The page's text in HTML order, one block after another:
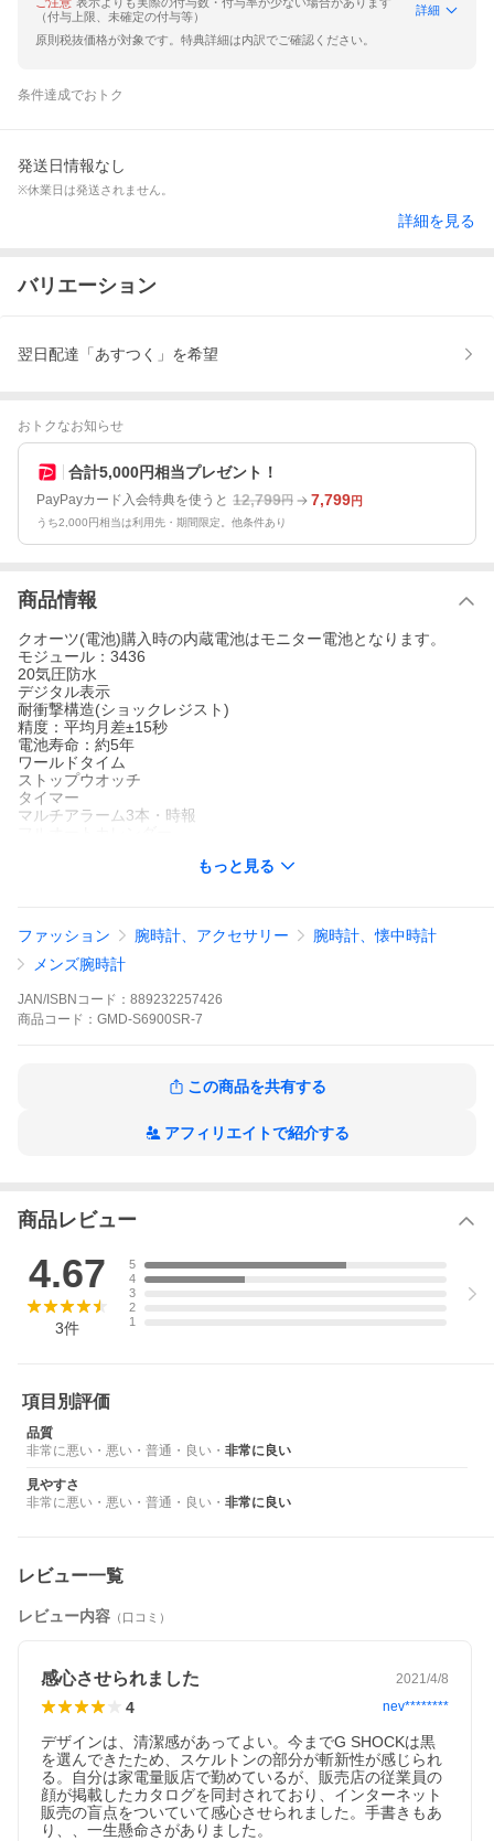
（付与上限、未確定の付与等）
詳細
原則税抜価格が対象です。特典詳細は内訳でご確認ください。
条件達成でおトク
発送日情報なし
※休業日は発送されません。
詳細を見る
バリエーション
翌日配達「あすつく」を希望
おトクなお知らせ
合計5,000円相当プレゼント！
PayPayカード入会特典を使うと 12,799円 7,799円
うち2,000円相当は利用先・期間限定。他条件あり
商品情報
クオーツ(電池)購入時の内蔵電池はモニター電池となります。
モジュール：3436
20気圧防水
デジタル表示
耐衝撃構造(ショックレジスト)
精度：平均月差±15秒
電池寿命：約5年
ワールドタイム
ストップウオッチ
タイマー
マルチアラーム3本・時報
ケース：樹脂
ガラス：無機ガラス
ベルト：樹脂バンド
約49g
サイズ(縦ｘ横ｘ厚さ)：約49.0×46.2×12.5mm
手首周り実寸約14.5〜19.0cm
※こちらの商品の説明書番号は【3436】です。
生じたため訳あり商品となっております。時計本体は新品未使用
※GショックとベビーＧは当店で時間合わせをせず、入荷したまま
※北海道・沖縄は送料無料の対象外地域となります。
【2005】
1983年の発売以来、飽くなき強さを求めて進化を続けるタフネス
ウオッチG-SHOCK。通常よりも一回り小さなサイズが特徴のミッ
デルに、スケルトン素材のバンドとピンクゴールドの文字板でア
クセントをつけ、カジュアルでスポーティかつジェンダーレスな
モデルに仕上げました。
ファッショントレンドを押さえたユースカルチャーにぴったりの
もっと見る
ファッション 腕時計、アクセサリー
腕時計、懐中時計
メンズ腕時計
JAN/ISBNコード： 889232257426
商品 コード： GMD-S6900SR-7
この商品を共有する
アフィリエイトで紹介する
商品レビュー
4.67
3件
5
4
3
2
1
項目別評価
品質
非常に悪い ・ 悪い ・ 普通 ・ 良い ・ 非常に良い
見やすさ
非常に悪い ・ 悪い ・ 普通 ・ 良い ・ 非常に良い
レビュー一覧
レビュー内容 （口コミ）
感心させられました 2021/4/8
4 nev********
デザインは、清潔感があってよい。今までG SHOCKは黒
を選んできたため、スケルトンの部分が斬新性が感じられ
る。自分は家電量販店で勤めているが、販売店の従業員の
顔が掲載したカタログを同封されており、インターネット
販売の盲点をついていて感心させられました。手書きもあ
り、、一生懸命さがありました。